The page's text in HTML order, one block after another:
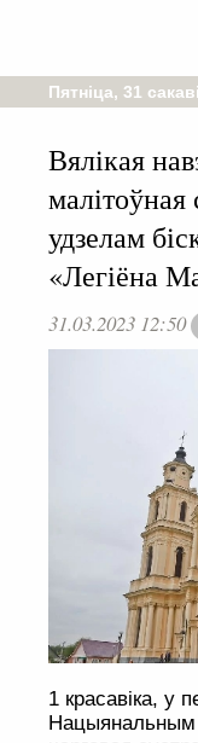
Пятніца, 31
Вялікая
малітоўная
удзелам
«Легіёна
31.03.2023 12:50
1 красавіка, у
Нацыянальным